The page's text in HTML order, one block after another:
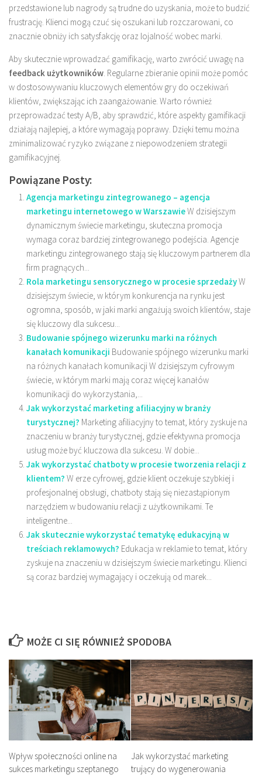
przedstawione lub nagrody są trudne do uzyskania, może to budzić
frustrację. Klienci mogą czuć się oszukani lub rozczarowani, co
znacznie obniży ich satysfakcję oraz lojalność wobec marki.
Aby skutecznie wprowadzać gamifikację, warto zwrócić uwagę na
feedback użytkowników. Regularne zbieranie opinii może pomóc
w dostosowywaniu kluczowych elementów gry do oczekiwań
klientów, zwiększając ich zaangażowanie. Warto również
przeprowadzać testy A/B, aby sprawdzić, które aspekty gamifikacji
działają najlepiej, a które wymagają poprawy. Dzięki temu można
zminimalizować ryzyko związane z niepowodzeniem strategii
gamifikacyjnej.
Powiązane Posty:
Agencja marketingu zintegrowanego – agencja
marketingu internetowego w WarszawieW dzisiejszym
dynamicznym świecie marketingu, skuteczna promocja
wymaga coraz bardziej zintegrowanego podejścia. Agencje
marketingu zintegrowanego stają się kluczowym partnerem dla
firm pragnących...
Rola marketingu sensorycznego w procesie sprzedażyW
dzisiejszym świecie, w którym konkurencja na rynku jest
ogromna, sposób, w jaki marki angażują swoich klientów, staje
się kluczowy dla sukcesu...
Budowanie spójnego wizerunku marki na różnych
kanałach komunikacji Budowanie spójnego wizerunku marki
na różnych kanałach komunikacji W dzisiejszym cyfrowym
świecie, w którym marki mają coraz więcej kanałów
komunikacji do wykorzystania,...
Jak wykorzystać marketing afiliacyjny w branży
turystycznej? Marketing afiliacyjny to temat, który zyskuje na
znaczeniu w branży turystycznej, gdzie efektywna promocja
usług może być kluczowa dla sukcesu. W dobie...
Jak wykorzystać chatboty w procesie tworzenia relacji z
klientem? W erze cyfrowej, gdzie klient oczekuje szybkiej i
profesjonalnej obsługi, chatboty stają się niezastąpionym
narzędziem w budowaniu relacji z użytkownikami. Te
inteligentne...
Jak skutecznie wykorzystać tematykę edukacyjną w
treściach reklamowych? Edukacja w reklamie to temat, który
zyskuje na znaczeniu w dzisiejszym świecie marketingu. Klienci
są coraz bardziej wymagający i oczekują od marek...
MOŻE CI SIĘ RÓWNIEŻ SPODOBA
Wpływ społeczności online na
sukces marketingu szeptanego
Jak wykorzystać marketing
trujący do wygenerowania